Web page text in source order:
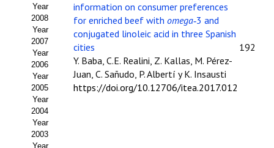
Buscador de Comunicaciones
CONTACTO
BUSCADOR
Year
2008
Year
2007
Year
2006
Year
2005
Year
2004
Year
2003
Year
information on consumer preferences
for enriched beef with omega‑3 and
conjugated linoleic acid in three Spanish
cities
Y. Baba, C.E. Realini, Z. Kallas, M. Pérez-
Juan, C. Sañudo, P. Albertí y K. Insausti
https://doi.org/10.12706/itea.2017.012
192